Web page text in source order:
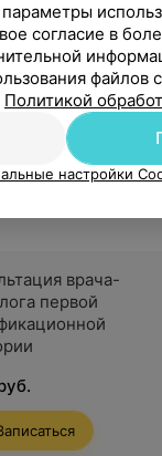
врача-
первой
согласие в
Политикой
настройки